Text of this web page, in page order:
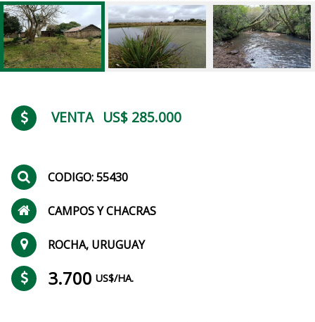
VENTA US$ 285.000
CODIGO: 55430
CAMPOS Y CHACRAS
ROCHA, URUGUAY
3.700 US$/HA.